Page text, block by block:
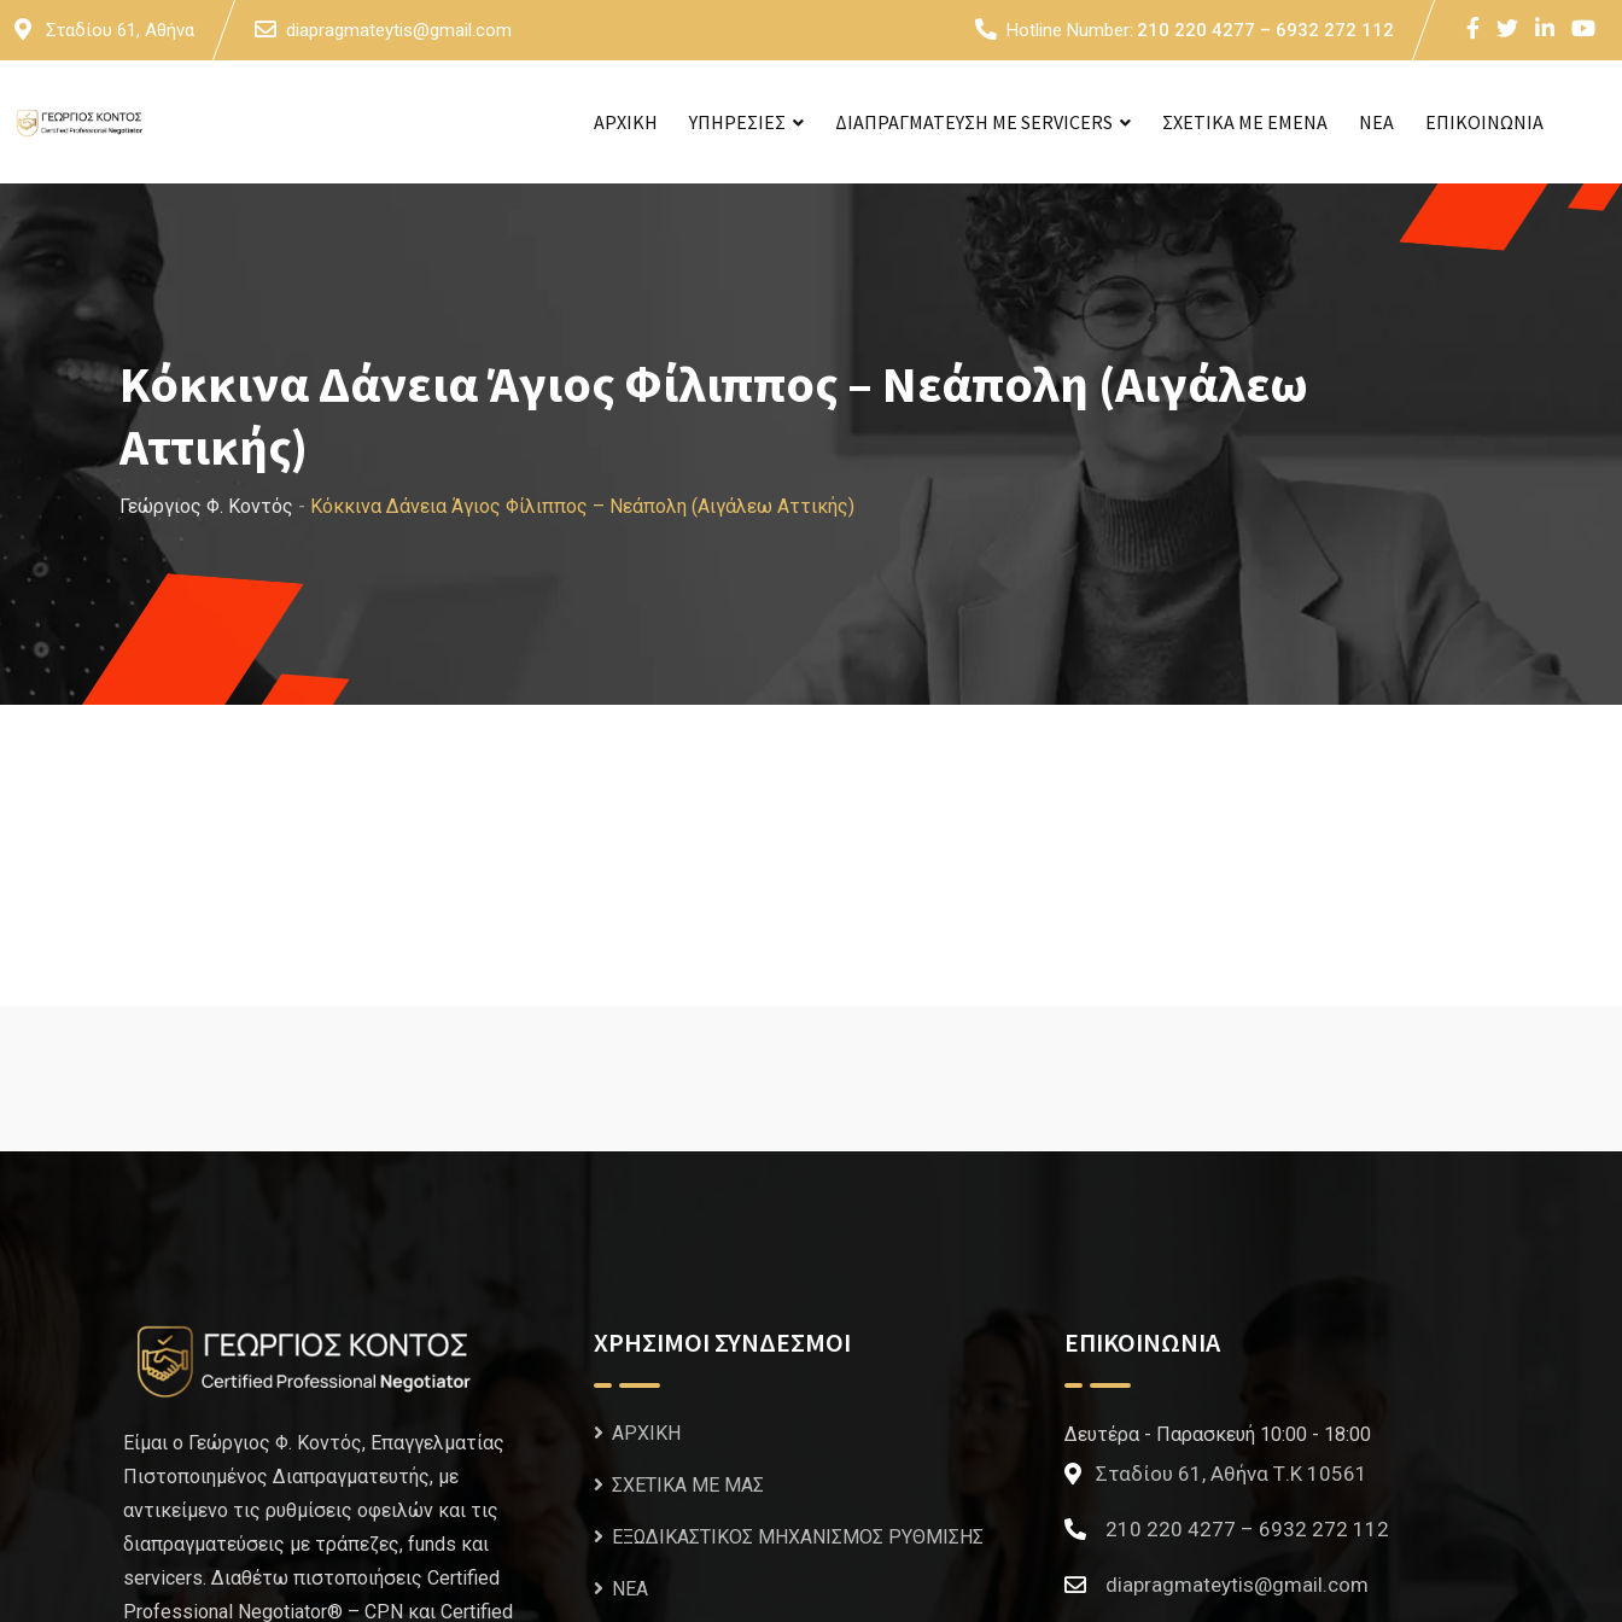
Skip
Σταδίου 61, Αθήνα diapragmateytis@gmail.com Hotline Number: 210 220 4277 – 6932 272 112
ΑΡΧΙΚΗ ΥΠΗΡΕΣΙΕΣ ΔΙΑΠΡΑΓΜΑΤΕΥΣΗ ΜΕ SERVICERS ΣΧΕΤΙΚΑ ΜΕ ΕΜΕΝΑ NEA ΕΠΙΚΟΙΝΩΝΙΑ
Κόκκινα Δάνεια Άγιος Φίλιππος – Νεάπολη (Αιγάλεω
Αττικής)
Γεώργιος Φ. Κοντός - Κόκκινα Δάνεια Άγιος Φίλιππος – Νεάπολη (Αιγάλεω Αττικής)
Είμαι ο Γεώργιος Φ. Κοντός, Επαγγελματίας
Πιστοποιημένος Διαπραγματευτής, με
αντικείμενο τις ρυθμίσεις οφειλών και τις
διαπραγματεύσεις με τράπεζες, funds και
servicers. Διαθέτω πιστοποιήσεις Certified
Professional Negotiator® – CPN και Certified
ΧΡΗΣΙΜΟΙ ΣΥΝΔΕΣΜΟΙ
ΑΡΧΙΚΗ
ΣΧΕΤΙΚΑ ΜΕ ΜΑΣ
ΕΞΩΔΙΚΑΣΤΙΚΟΣ ΜΗΧΑΝΙΣΜΟΣ ΡΥΘΜΙΣΗΣ
NEA
ΕΠΙΚΟΙΝΩΝΙΑ
Δευτέρα - Παρασκευή 10:00 - 18:00
Σταδίου 61, Αθήνα Τ.Κ 10561
210 220 4277 – 6932 272 112
diapragmateytis@gmail.com